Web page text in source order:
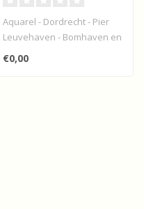
Aquarel - Dordrecht - Pier
Leuvehaven - Bomhaven en
Grote kerk. Vaste collectie..
€0,00